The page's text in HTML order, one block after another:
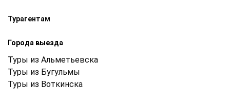
Турагентам
Города выезда
Туры из Альметьевска
Туры из Бугульмы
Туры из Воткинска